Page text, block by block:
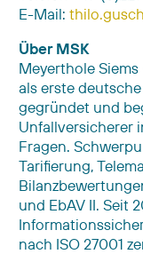
E-Mail:
Über MSK
Meyerthole Siems
als erste
gegründet und
Unfallversicherer
Fragen.
Tarifierung,
und EbAV II. Seit
nach ISO 27001